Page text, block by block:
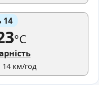
14
°C
14 км/год